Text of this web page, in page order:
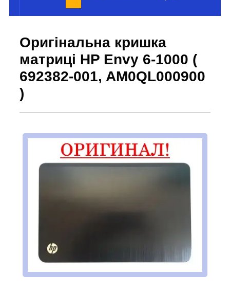
Оригінальна кришка
матриці HP Envy 6-1000 (
692382-001, AM0QL000900
)